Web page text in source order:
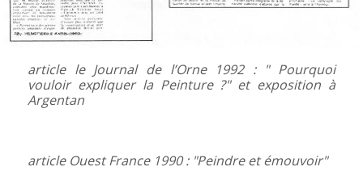
article le Journal de l’Orne 1992 : " Pourquoi
vouloir expliquer la Peinture ?" et exposition à
Argentan
article Ouest France 1990 : "Peindre et émouvoir"